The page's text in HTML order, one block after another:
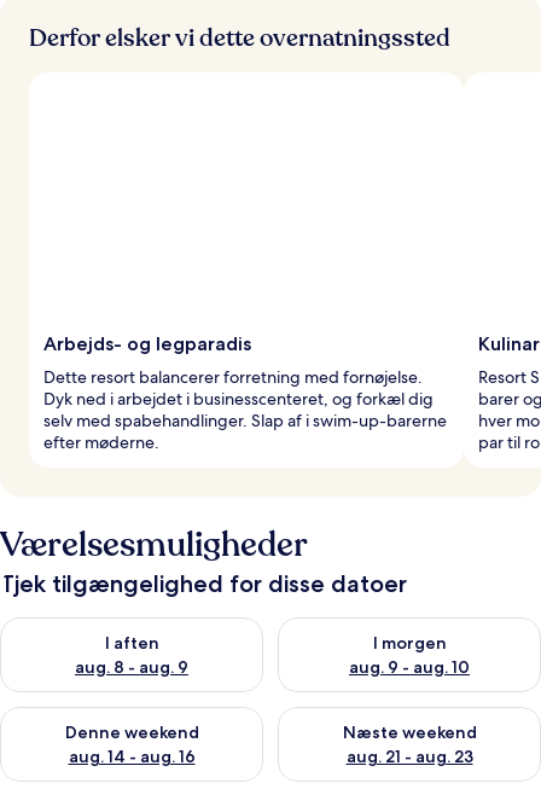
d
e
Derfor elsker vi dette overnatningssted
Arbejds- og legparadis
Dette resort balancerer forretning med fornøjelse.
Dyk ned i arbejdet i businesscenteret, og forkæl dig
selv med spabehandlinger. Slap af i swim-up-barerne
efter møderne.
Resort
barer
hver
par til
Værelsesmuligheder
Tjek tilgængelighed for disse datoer
I aften
aug. 8 - aug. 9
Tjek tilgængelighed for i aften aug. 8 - aug. 9
I morgen
aug. 9 - aug. 10
Tjek tilgængelighed for i
Denne weekend
aug. 14 - aug. 16
Tjek tilgængelighed for denne weekend aug. 14 - aug. 16
Næste weekend
aug. 21 - aug. 23
Tjek tilgængelighed for næste